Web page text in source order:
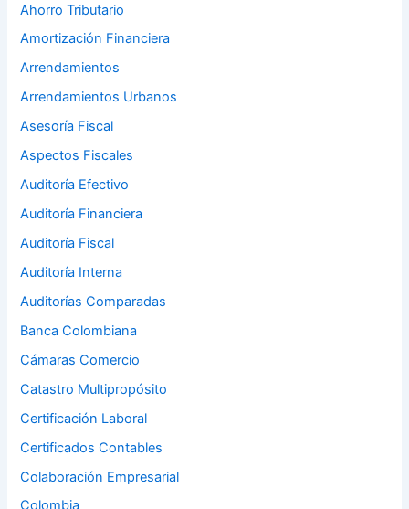
Ahorro Tributario
Amortización Financiera
Arrendamientos
Arrendamientos Urbanos
Asesoría Fiscal
Aspectos Fiscales
Auditoría Efectivo
Auditoría Financiera
Auditoría Fiscal
Auditoría Interna
Auditorías Comparadas
Banca Colombiana
Cámaras Comercio
Catastro Multipropósito
Certificación Laboral
Certificados Contables
Colaboración Empresarial